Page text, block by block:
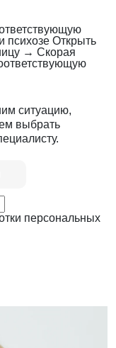
психозе Открыть
→ Скорая
ситуацию,
выбрать
персональных